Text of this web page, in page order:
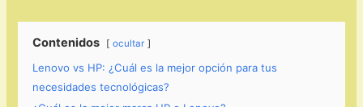
Contenidos ocultar
Lenovo vs HP: ¿Cuál es la mejor opción para tus
necesidades tecnológicas?